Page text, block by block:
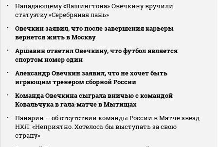
Нападающему «Вашингтона» Овечкину вручили
статуэтку «Серебряная лань»
Овечкин заявил, что после завершения карьеры
вернется жить в Москву
Аршавин ответил Овечкину, что футбол является
спортом номер один
Александр Овечкин заявил, что не хочет быть
играющим тренером сборной России
Команда Овечкина сыграла вничью с командой
Ковальчука в гала‑матче в Мытищах
Панарин — об отсутствии команды России в Матче звезд
НХЛ: «Неприятно. Хотелось бы выступать за свою
страну»